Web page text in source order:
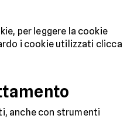
per leggere la cookie
i cookie utilizzati clicca
anche con strumenti